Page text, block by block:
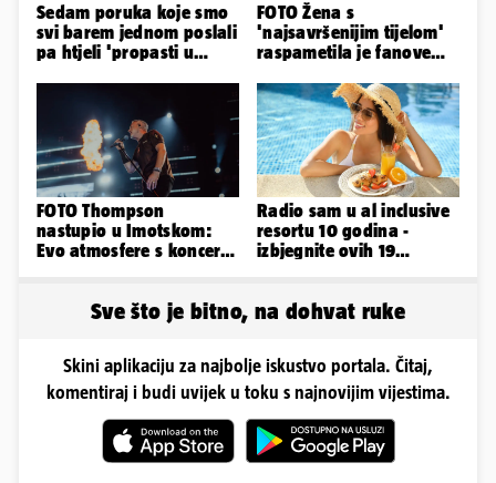
Sedam poruka koje smo
svi barem jednom poslali
pa htjeli 'propasti u
FOTO Žena s
'najsavršenijim tijelom'
raspametila je fanove
plićaka
FOTO Thompson
nastupio u Imotskom:
Evo atmosfere s koncerta
Radio sam u al inclusive
resortu 10 godina -
izbjegnite ovih 19
Sve što je bitno, na dohvat ruke
Skini aplikaciju za najbolje iskustvo portala. Čitaj,
komentiraj i budi uvijek u toku s najnovijim vijestima.